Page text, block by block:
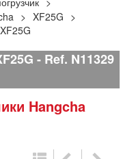
XF25G
Ref. N11329
Hangcha